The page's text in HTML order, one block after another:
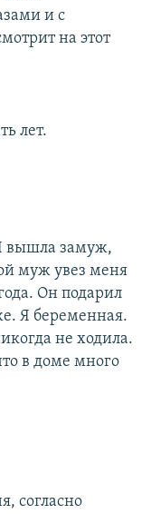
и с
на этот
лет.
вышла замуж,
муж увез меня
Он подарил
Я беременная.
не ходила.
в доме много
согласно